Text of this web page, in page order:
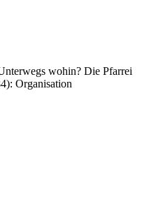
wohin? Die Pfarrei
Organisation